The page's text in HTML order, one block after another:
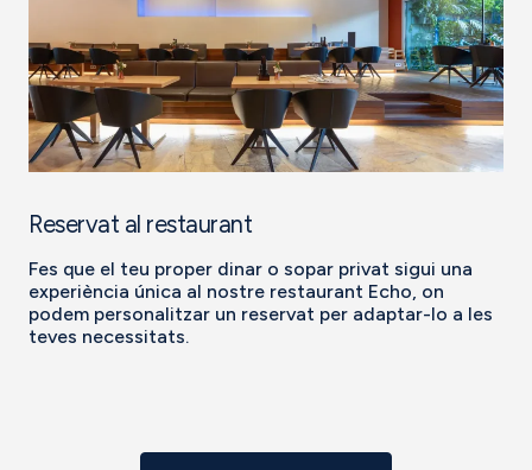
Reservat al restaurant
Fes que el teu proper dinar o sopar privat sigui una
experiència única al nostre restaurant Echo, on
podem personalitzar un reservat per adaptar-lo a les
teves necessitats.